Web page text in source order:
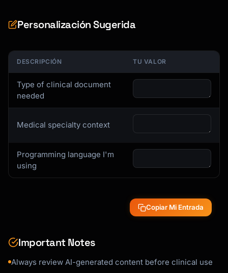
Personalización Sugerida
DESCRIPCIÓN TU VALOR
Type of clinical document
needed
Medical specialty context
Programming language I'm
using
Copiar Mi Entrada
Important Notes
Always review AI-generated content before clinical use